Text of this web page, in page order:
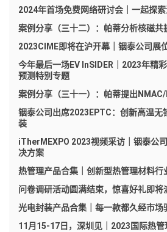
2024年首场免费网络研讨会｜一起探
案例分享（三十二）：帕蒂分析核磁共
2023CIME即将在沪开幕｜铟泰公司展
今年最后一场EV InSIDER｜2023年精
预测特别专题
案例分享（三十一）：帕蒂提出
铟泰公司出席2023EPTC：创新高温无
装
iTherMEXPO 2023视频采访｜铟泰公
决方案
热管理产品合集｜创新型热管理材料行
问卷调研活动圆满结束，惊喜好礼即
光电封装产品合集｜每一款都久经市场
11月15-17日，深圳见｜2023国际热